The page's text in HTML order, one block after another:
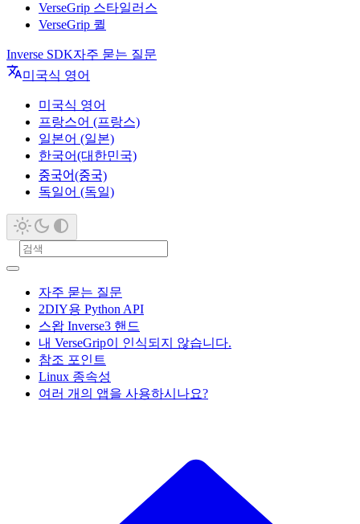
VerseGrip 스타일러스
VerseGrip 퀼
Inverse SDK자주 묻는 질문
미국식 영어
미국식 영어
프랑스어 (프랑스)
일본어 (일본)
한국어(대한민국)
중국어(중국)
독일어 (독일)
자주 묻는 질문
2DIY용 Python API
스왑 Inverse3 핸드
내 VerseGrip이 인식되지 않습니다.
참조 포인트
Linux 종속성
여러 개의 앱을 사용하시나요?